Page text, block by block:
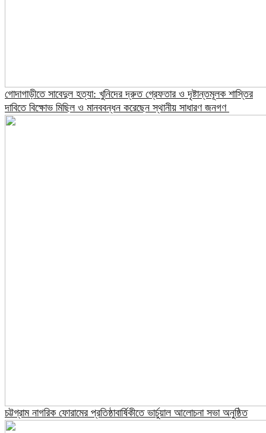
গোদাগাড়ীতে সাবেদুল হত্যা: খুনিদের দ্রুত গ্রেফতার ও দৃষ্টান্তমূলক শাস্তির
দাবিতে বিক্ষোভ মিছিল ও মানববন্ধন করেছেন স্থানীয় সাধারণ জনগণ
চট্টগ্রাম নাগরিক ফোরামের প্রতিষ্ঠাবার্ষিকীতে ভার্চুয়াল আলোচনা সভা অনুষ্ঠিত